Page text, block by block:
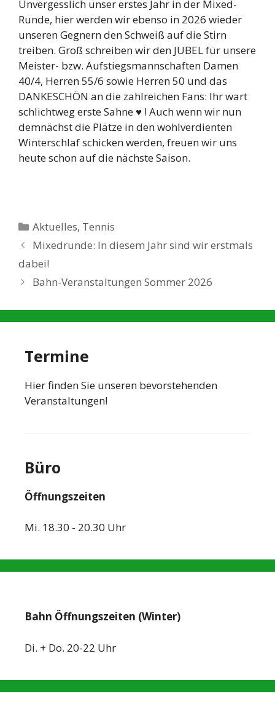
Unvergesslich unser erstes Jahr in der Mixed-
Runde, hier werden wir ebenso in 2026 wieder
unseren Gegnern den Schweiß auf die Stirn
treiben. Groß schreiben wir den JUBEL für unsere
Meister- bzw. Aufstiegsmannschaften Damen
40/4, Herren 55/6 sowie Herren 50 und das
DANKESCHÖN an die zahlreichen Fans: Ihr wart
schlichtweg erste Sahne ♥ ! Auch wenn wir nun
demnächst die Plätze in den wohlverdienten
Winterschlaf schicken werden, freuen wir uns
heute schon auf die nächste Saison.
Kategorien
Aktuelles, Tennis
Mixedrunde: In diesem Jahr sind wir erstmals
dabei!
Bahn-Veranstaltungen Sommer 2026
Termine
Hier finden Sie unseren bevorstehenden
Veranstaltungen!
Büro
Öffnungszeiten
Mi. 18.30 - 20.30 Uhr
Bahn Öffnungszeiten (Winter)
Di. + Do. 20-22 Uhr